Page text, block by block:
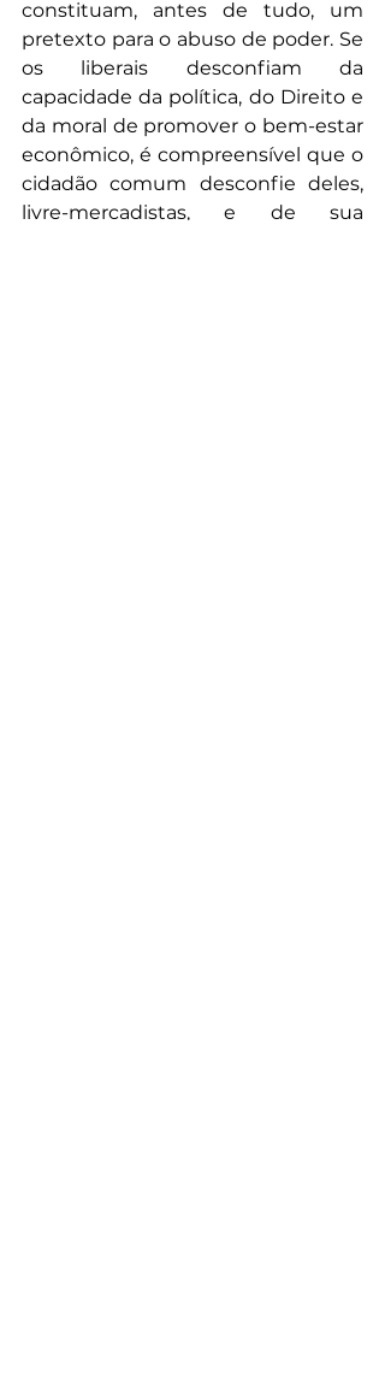
constituam, antes de tudo, um
pretexto para o abuso de poder. Se
os liberais desconfiam da
capacidade da política, do Direito e
da moral de promover o bem-estar
econômico, é compreensível que o
cidadão comum desconfie deles,
livre-mercadistas, e de sua